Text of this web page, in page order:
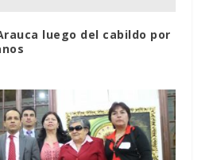
luego del cabildo por